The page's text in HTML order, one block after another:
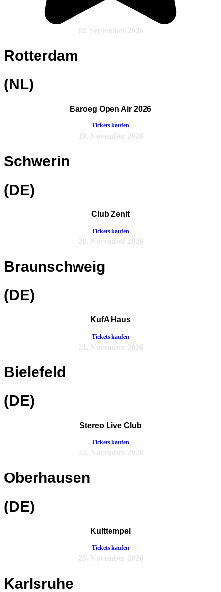
12. September 2026
Rotterdam
(NL)
Baroeg Open Air 2026
Tickets kaufen
19. November 2026
Schwerin
(DE)
Club Zenit
Tickets kaufen
20. November 2026
Braunschweig
(DE)
KufA Haus
Tickets kaufen
21. November 2026
Bielefeld
(DE)
Stereo Live Club
Tickets kaufen
22. November 2026
Oberhausen
(DE)
Kulttempel
Tickets kaufen
25. November 2026
Karlsruhe